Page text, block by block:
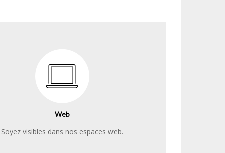
Web
Soyez visibles dans nos espaces web.